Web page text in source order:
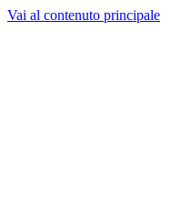
Vai al contenuto principale